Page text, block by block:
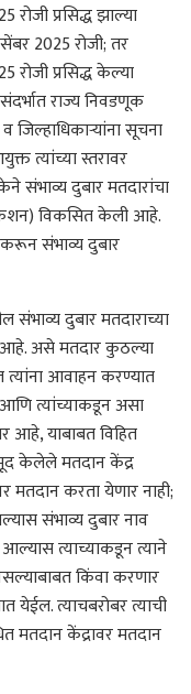
रोजी प्रसिद्ध झाल्या
2025 रोजी; तर
रोजी प्रसिद्ध केल्या
राज्य निवडणूक
सूचना
त्यांच्या स्तरावर
संभाव्य दुबार मतदारांचा
विकसित केली आहे.
करून संभाव्य दुबार
संभाव्य दुबार मतदाराच्या
असे मतदार कुठल्या
आवाहन करण्यात
त्यांच्याकडून असा
आहे, याबाबत विहित
केलेले मतदान केंद्र
मतदान करता येणार नाही;
संभाव्य दुबार नाव
त्याच्याकडून त्याने
किंवा करणार
येईल. त्याचबरोबर त्याची
केंद्रावर मतदान